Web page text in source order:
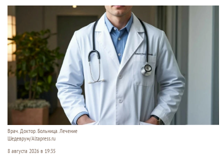
Врач. Доктор. Больница. Лечение
Шедеврум/Altapress.ru
8 августа 2026 в 19:35